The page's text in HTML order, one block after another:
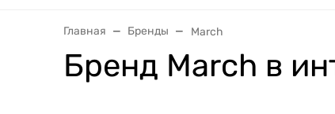
Главная Бренды March
Бренд March в